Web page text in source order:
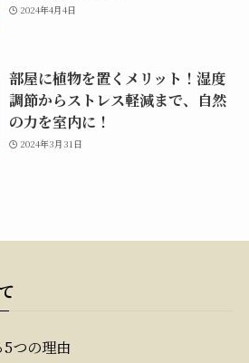
2024年4月4日
部屋に植物を置くメリット！湿度
調節からストレス軽減まで、自然
の力を室内に！
2024年3月31日
つの理由